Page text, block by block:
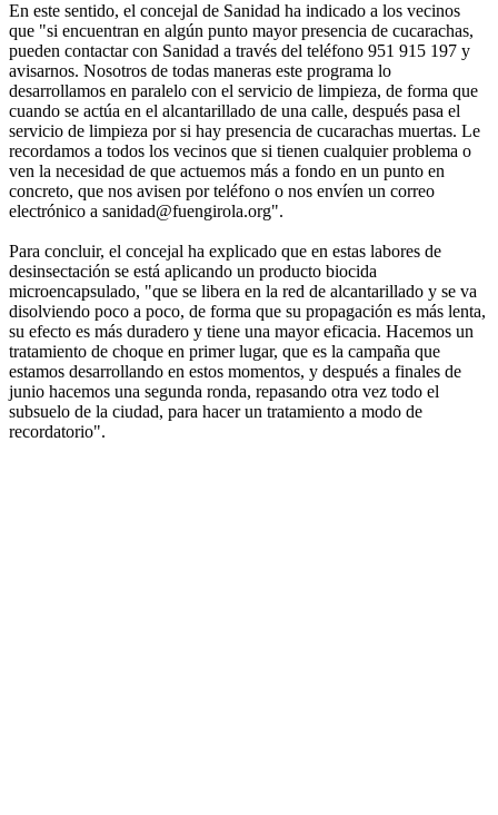
En este sentido, el concejal de Sanidad ha indicado a los vecinos
que "si encuentran en algún punto mayor presencia de cucarachas,
pueden contactar con Sanidad a través del teléfono 951 915 197 y
avisarnos. Nosotros de todas maneras este programa lo
desarrollamos en paralelo con el servicio de limpieza, de forma que
cuando se actúa en el alcantarillado de una calle, después pasa el
servicio de limpieza por si hay presencia de cucarachas muertas. Le
recordamos a todos los vecinos que si tienen cualquier problema o
ven la necesidad de que actuemos más a fondo en un punto en
concreto, que nos avisen por teléfono o nos envíen un correo
electrónico a sanidad@fuengirola.org".
Para concluir, el concejal ha explicado que en estas labores de
desinsectación se está aplicando un producto biocida
microencapsulado, "que se libera en la red de alcantarillado y se va
disolviendo poco a poco, de forma que su propagación es más lenta,
su efecto es más duradero y tiene una mayor eficacia. Hacemos un
tratamiento de choque en primer lugar, que es la campaña que
estamos desarrollando en estos momentos, y después a finales de
junio hacemos una segunda ronda, repasando otra vez todo el
subsuelo de la ciudad, para hacer un tratamiento a modo de
recordatorio".